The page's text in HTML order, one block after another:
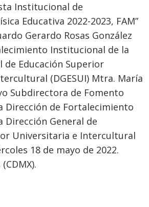
Institucional de
Educativa 2022-2023, FAM”
Gerardo Rosas González
Institucional de la
de Educación Superior
(DGESUI) Mtra. María
Subdirectora de Fomento
Dirección de Fortalecimiento
Dirección General de
Universitaria e Intercultural
18 de mayo de 2022.
(CDMX).